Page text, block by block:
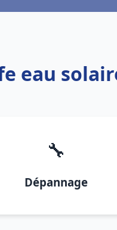
eau
🔧
Dépannage